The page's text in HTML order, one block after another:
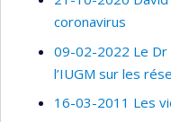
coronavirus
09-02-2022 Le
l’IUGM sur les
16-03-2011 Les